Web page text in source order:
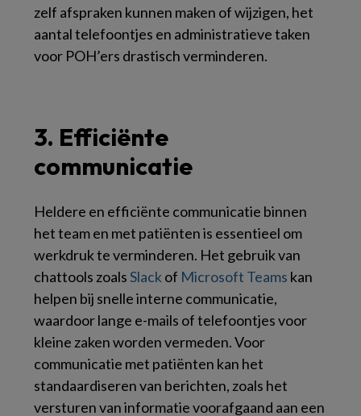
zelf afspraken kunnen maken of wijzigen, het
aantal telefoontjes en administratieve taken
voor POH’ers drastisch verminderen.
3. Efficiënte
communicatie
Heldere en efficiënte communicatie binnen
het team en met patiënten is essentieel om
werkdruk te verminderen. Het gebruik van
chattools zoalsSlack of Microsoft Teams kan
helpen bij snelle interne communicatie,
waardoor lange e-mails of telefoontjes voor
kleine zaken worden vermeden. Voor
communicatie met patiënten kan het
standaardiseren van berichten, zoals het
versturen van informatie voorafgaand aan een